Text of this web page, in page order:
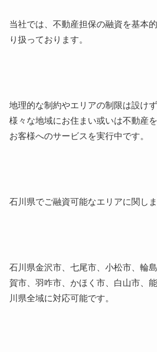
当社では、不動産担保の融資を基本
り扱っております。
地理的な制約やエリアの制限は設け
様々な地域にお住まい或いは不動産
お客様へのサービスを実行中です。
石川県でご融資可能なエリアに関しま
石川県金沢市、七尾市、小松市、輪
賀市、羽咋市、かほく市、白山市、
川県全域に対応可能です。